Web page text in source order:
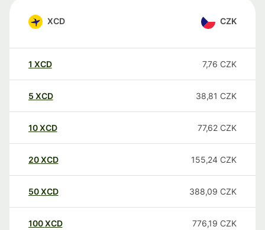
XCD CZK
1 XCD 7,76 CZK
5 XCD 38,81 CZK
10XCD 77,62 CZK
20XCD 155,24 CZK
50XCD 388,09 CZK
100XCD 776,19 CZK